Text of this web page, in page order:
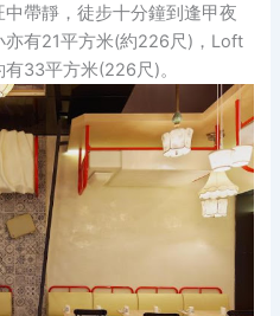
帶靜，徒步十分鐘到逢甲夜
有21平方米(約226尺)，Loft
33平方米(226尺)。